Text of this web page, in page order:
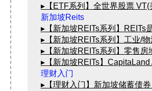
▸【ETF系列】全世界股票
新加坡Reits
▸【新加坡REITs系列】REITs
▸【新加坡REITs系列】工业/
▸【新加坡REITs系列】零售
▸【新加坡REITs】
▸【理财入门】新加坡储蓄债